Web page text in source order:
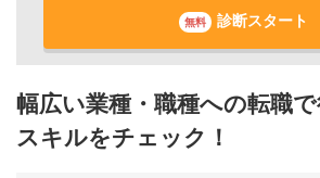
無料 診断スタート
幅広い業種・職種への転職
スキルをチェック！